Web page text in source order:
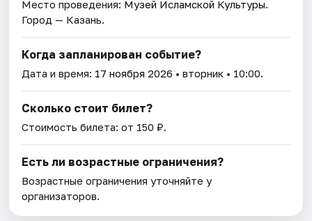
Место проведения: Музей Исламской Культуры.
Город — Казань.
Когда запланирован событие?
Дата и время: 17 ноября 2026 • вторник • 10:00.
Сколько стоит билет?
Стоимость билета: от 150 ₽.
Есть ли возрастные ограничения?
Возрастные ограничения уточняйте у
организаторов.